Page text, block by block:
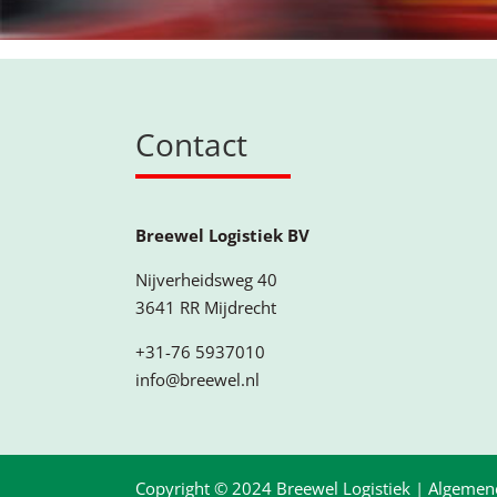
Contact
Breewel Logistiek BV
Nijverheidsweg 40
3641 RR Mijdrecht
+31-76 5937010
info@breewel.nl
Copyright © 2024 Breewel Logistiek |